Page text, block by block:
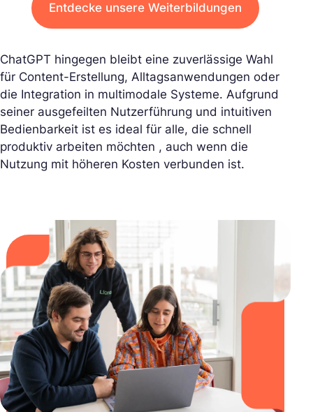
Entdecke unsere Weiterbildungen
ChatGPT hingegen bleibt eine zuverlässige Wahl
für Content-Erstellung, Alltagsanwendungen oder
die Integration in multimodale Systeme. Aufgrund
seiner ausgefeilten Nutzerführung und intuitiven
Bedienbarkeit ist es ideal für alle, die schnell
produktiv arbeiten möchten , auch wenn die
Nutzung mit höheren Kosten verbunden ist.